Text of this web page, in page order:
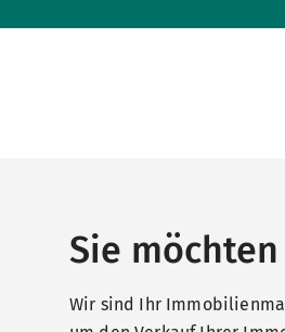
Sie
Wir sind Ihr